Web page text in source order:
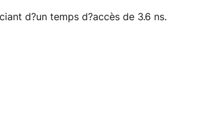
d?un temps d?accès de 3.6 ns.